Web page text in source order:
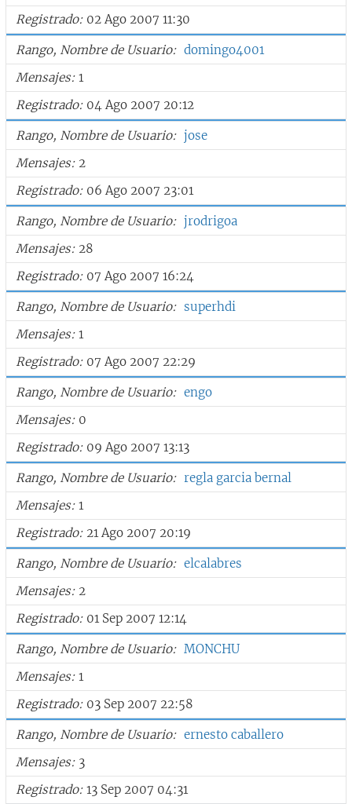
Registrado 02 Ago 2007 11:30
Rango, Nombre de Usuario
domingo4001
Mensajes 1
Registrado 04 Ago 2007 20:12
Rango, Nombre de Usuario
jose
Mensajes 2
Registrado 06 Ago 2007 23:01
Rango, Nombre de Usuario
jrodrigoa
Mensajes 28
Registrado 07 Ago 2007 16:24
Rango, Nombre de Usuario
superhdi
Mensajes 1
Registrado 07 Ago 2007 22:29
Rango, Nombre de Usuario
engo
Mensajes 0
Registrado 09 Ago 2007 13:13
Rango, Nombre de Usuario
regla garcia bernal
Mensajes 1
Registrado 21 Ago 2007 20:19
Rango, Nombre de Usuario
elcalabres
Mensajes 2
Registrado 01 Sep 2007 12:14
Rango, Nombre de Usuario
MONCHU
Mensajes 1
Registrado 03 Sep 2007 22:58
Rango, Nombre de Usuario
ernesto caballero
Mensajes 3
Registrado 13 Sep 2007 04:31